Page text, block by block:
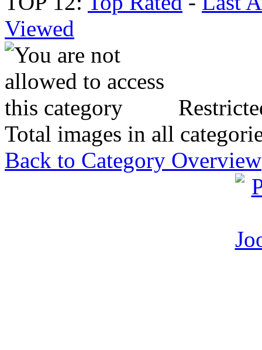
Viewed
Total images in all
Back to Category Overview